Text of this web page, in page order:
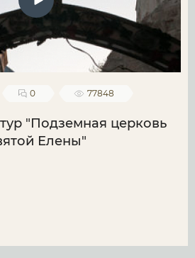
0 77848
"Подземная церковь
Елены"